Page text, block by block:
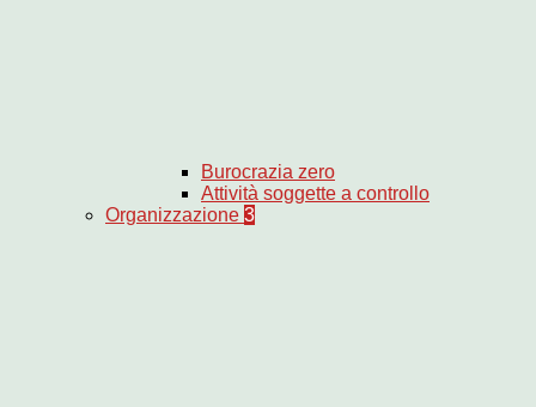
Burocrazia zero
Attività soggette a controllo
Organizzazione 3